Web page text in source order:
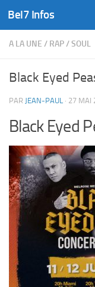
Skip to content
Bel7 Infos
A LA UNE / RAP/SOUL
Black Eyed
PAR JEAN-PAUL · 27 MAI
Black Eyed